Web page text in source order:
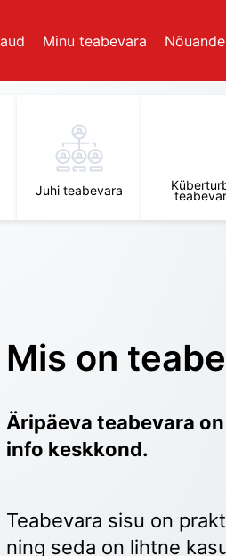
Minu teabevara
Juhi teabevara
Mis on
Äripäeva teabevara
info keskkond.
Teabevara sisu on
ning seda on lihtne